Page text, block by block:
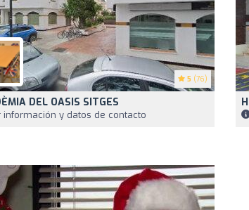
5 (76)
DEL OASIS SITGES
información y datos de contacto